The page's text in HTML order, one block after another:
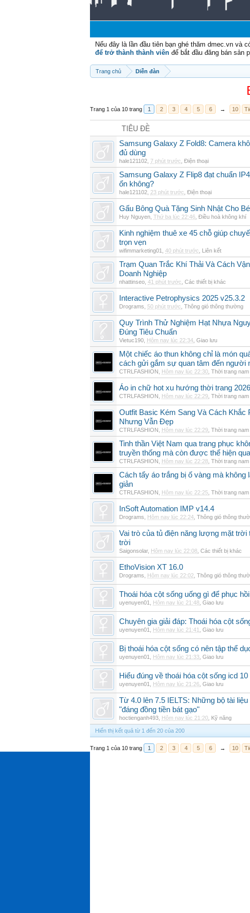
Nếu đây là lần đầu tiên bạn ghé thăm dmec.vn và
để trở thành thành viên để bắt đầu đăng bán sản
Trang chủ Diễn đàn
Trang 1 của 10 trang 1 2 3 4 5 6 → 10
TIÊU ĐỀ
Samsung Galaxy Z Fold8: Camera
đủ dùng
hale121102 7 phút trước Điện thoại
Samsung Galaxy Z Flip8 đạt chuẩn
ổn không?
hale121102 23 phút trước Điện thoại
Gấu Bông Quà Tặng Sinh Nhật Cho
Huy Nguyen Thứ ba lúc 22:46 Điều hoà không khí
Kinh nghiệm thuê xe 45 chỗ giúp
trọn vẹn
wifimmarketing01 40 phút trước Liên kết
Trạm Quan Trắc Khí Thải Và Cách
Doanh Nghiệp
nhattinseo 41 phút trước Các thiết bị khác
Interactive Petrophysics 2025 v25.3.2
Drograms 50 phút trước Thông gió thông thường
Quy Trình Thử Nghiệm Hạt Nhựa
Đúng Tiêu Chuẩn
Vietuc190 Hôm nay lúc 22:34 Giao lưu
Một chiếc áo thun không chỉ là món
cách gửi gắm sự quan tâm đến người
CTRLFASHION Hôm nay lúc 22:30 Thời trang nam
Áo in chữ hot xu hướng thời trang 2026
CTRLFASHION Hôm nay lúc 22:29 Thời trang nam
Outfit Basic Kém Sang Và Cách
Nhưng Vẫn Đẹp
CTRLFASHION Hôm nay lúc 22:29 Thời trang nam
Tinh thần Việt Nam qua trang phục
truyền thống mà còn được thể hiện qua
CTRLFASHION Hôm nay lúc 22:28 Thời trang nam
Cách tẩy áo trắng bị ố vàng mà không
giản
CTRLFASHION Hôm nay lúc 22:25 Thời trang nam
InSoft Automation IMP v14.4
Drograms Hôm nay lúc 22:24 Thông gió thông
Vai trò của tủ điện năng lượng mặt trời
trời
Saigonsolar, Hôm nay lúc 22:08 Các thiết bị khác
EthoVision XT 16.0
Drograms Hôm nay lúc 22:02 Thông gió thông
Thoái hóa cột sống uống gì để phục
uyenuyen01 Hôm nay lúc 21:48 Giao lưu
Chuyên gia giải đáp: Thoái hóa cột
uyenuyen01 Hôm nay lúc 21:41 Giao lưu
Bị thoái hóa cột sống có nên tập thể
uyenuyen01 Hôm nay lúc 21:33 Giao lưu
Hiểu đúng về thoái hóa cột sống icd
uyenuyen01 Hôm nay lúc 21:26 Giao lưu
Từ 4.0 lên 7.5 IELTS: Những bộ tài
"đáng đồng tiền bát gạo"
hoctienganh493 Hôm nay lúc 21:20 Kỹ năng
Hiển thị kết quả từ 1 đến 20 của 200
Trang 1 của 10 trang 1 2 3 4 5 6 → 10